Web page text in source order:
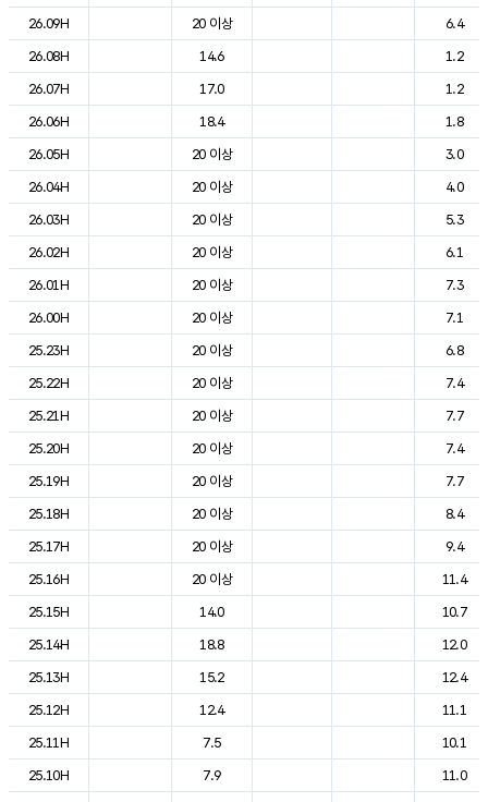
26.09H
20 이상
6.4
26.08H
14.6
1.2
26.07H
17.0
1.2
26.06H
18.4
1.8
26.05H
20 이상
3.0
26.04H
20 이상
4.0
26.03H
20 이상
5.3
26.02H
20 이상
6.1
26.01H
20 이상
7.3
26.00H
20 이상
7.1
25.23H
20 이상
6.8
25.22H
20 이상
7.4
25.21H
20 이상
7.7
25.20H
20 이상
7.4
25.19H
20 이상
7.7
25.18H
20 이상
8.4
25.17H
20 이상
9.4
25.16H
20 이상
11.4
25.15H
14.0
10.7
25.14H
18.8
12.0
25.13H
15.2
12.4
25.12H
12.4
11.1
25.11H
7.5
10.1
25.10H
7.9
11.0